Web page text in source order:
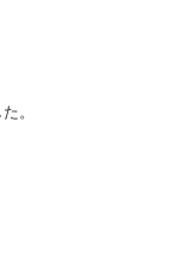
。